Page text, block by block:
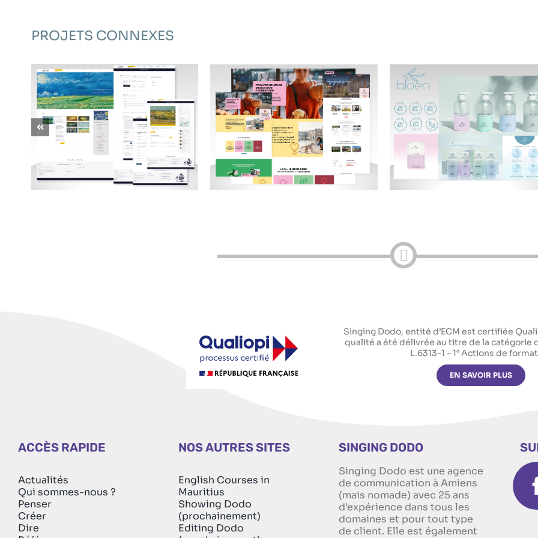
PROJETS CONNEXES
THE VAN GOGH ACADEMY LAOU BLOEN
Singing Dodo, entité d’ECM est certifiée
qualité a été délivrée au titre de la catégorie
L.6313-1 – 1° Actions de
EN SAVOIR PLUS
ACCÈS RAPIDE
Actualités
Qui sommes-nous ?
Penser
Créer
Dire
NOS AUTRES SITES
English Courses in
Mauritius
Showing Dodo
(prochainement)
Editing Dodo
SINGING DODO
Singing Dodo est une agence
de communication à Amiens
(mais nomade) avec 25 ans
d’expérience dans tous les
domaines et pour tout type
de client. Elle est également